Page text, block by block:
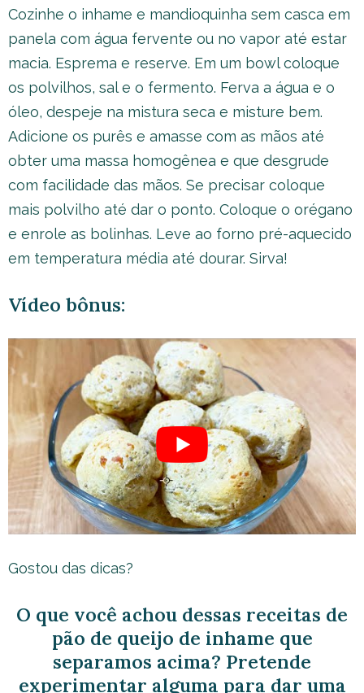
Cozinhe o inhame e mandioquinha sem casca em
panela com água fervente ou no vapor até estar
macia. Esprema e reserve. Em um bowl coloque
os polvilhos, sal e o fermento. Ferva a água e o
óleo, despeje na mistura seca e misture bem.
Adicione os purês e amasse com as mãos até
obter uma massa homogênea e que desgrude
com facilidade das mãos. Se precisar coloque
mais polvilho até dar o ponto. Coloque o orégano
e enrole as bolinhas. Leve ao forno pré-aquecido
em temperatura média até dourar. Sirva!
Vídeo bônus:
Gostou das dicas?
O que você achou dessas receitas de
pão de queijo de inhame que
separamos acima? Pretende
experimentar alguma para dar uma